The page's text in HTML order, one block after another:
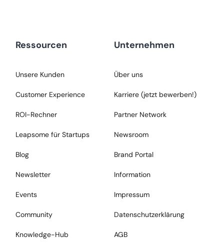
Ressourcen
Unsere Kunden
Customer Experience
ROI-Rechner
Leapsome für Startups
Blog
Newsletter
Events
Community
Knowledge-Hub
Unternehmen
Über uns
Karriere (jetzt bewerben!)
Partner Network
Newsroom
Brand Portal
Information
Impressum
Datenschutzerklärung
AGB